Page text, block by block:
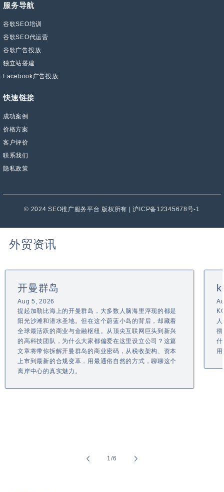
服务导航
谷歌SEO培训
谷歌SEO代运营
谷歌广告投放
独立站搭建
Facebook广告投放
快速链接
成功案例
价格方案
客户评价
联系我们
隐私政策
© 2024 SEO推广服务平台 版权所有 | 沪ICP备12345678号-1
外贸资讯
开曼群岛
Aug 5, 2026
提起加勒比海上的开曼群岛，大多数人脑海里浮现的都是
阳光沙滩和潜水圣地。但在这个蔚蓝小岛的背后，却藏着
全球最活跃的商业与金融枢纽。从顶尖互联网巨头到新兴
的高科技团队，为什么大家都偏爱在这里设立公司？这篇
文章将带你拆解开曼群岛的商业密码，从税收架构、资本
上市到最新的合规变革，用最通俗自然的方式，聊聊这个
离岸中心的真实魅力。
什
1/of
6